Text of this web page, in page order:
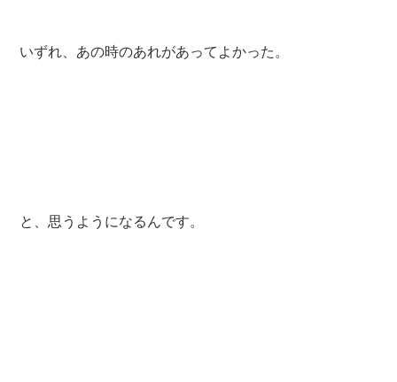
いずれ、あの時のあれがあってよかった。
と、思うようになるんです。